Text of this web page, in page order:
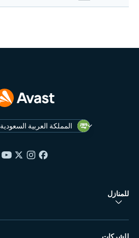
المملكة العربية السعودية
للمنازل